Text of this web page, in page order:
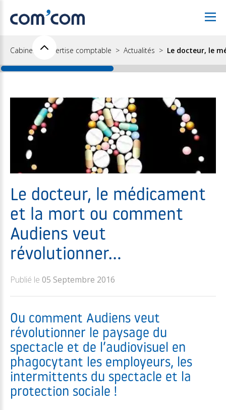
Cabinet d'expertise comptable Actualités Le docteur, le
Le docteur, le médicament
et la mort ou comment
Audiens veut
révolutionner…
Publié le 05 Septembre 2016
Ou comment Audiens veut
révolutionner le paysage du
spectacle et de l’audiovisuel en
phagocytant les employeurs, les
intermittents du spectacle et la
protection sociale !